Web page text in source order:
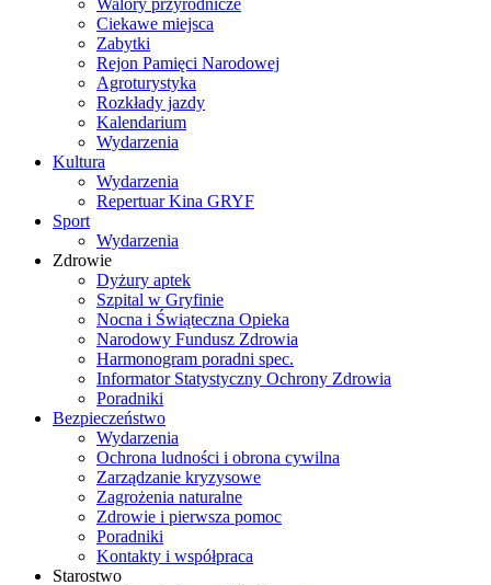
Ciekawe miejsca
Zabytki
Rejon Pamięci Narodowej
Agroturystyka
Rozkłady jazdy
Kalendarium
Wydarzenia
Kultura
Wydarzenia
Repertuar Kina GRYF
Sport
Wydarzenia
Zdrowie
Dyżury aptek
Szpital w Gryfinie
Nocna i Świąteczna Opieka
Narodowy Fundusz Zdrowia
Harmonogram poradni spec.
Informator Statystyczny Ochrony Zdrowia
Poradniki
Bezpieczeństwo
Wydarzenia
Ochrona ludności i obrona cywilna
Zarządzanie kryzysowe
Zagrożenia naturalne
Zdrowie i pierwsza pomoc
Poradniki
Kontakty i współpraca
Starostwo